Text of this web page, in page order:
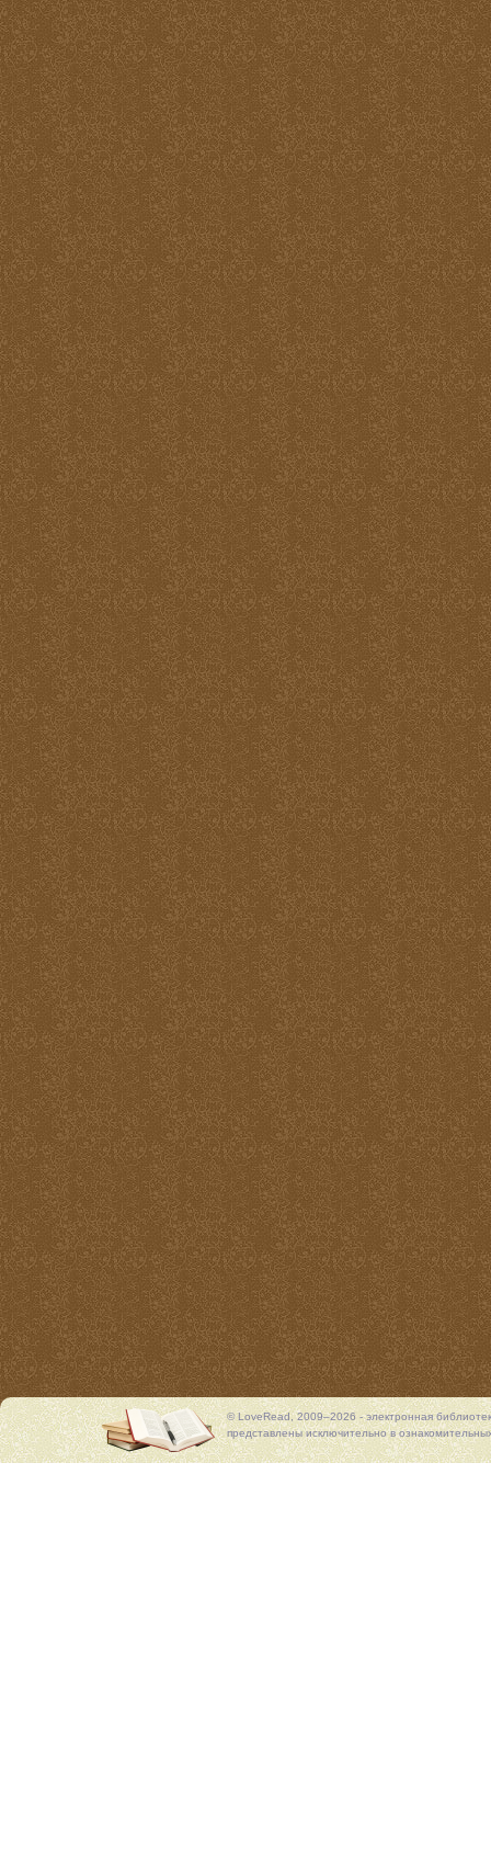
© LoveRead, 2009–2026 - электронная
представлены исключительно в